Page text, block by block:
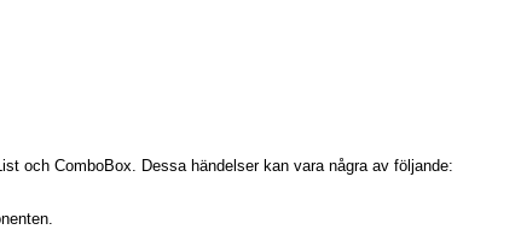
och ComboBox. Dessa händelser kan vara några av följande: